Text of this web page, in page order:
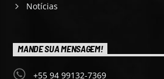
Notícias
MANDE SUA MENSAGEM!
+55 94 99132-7369